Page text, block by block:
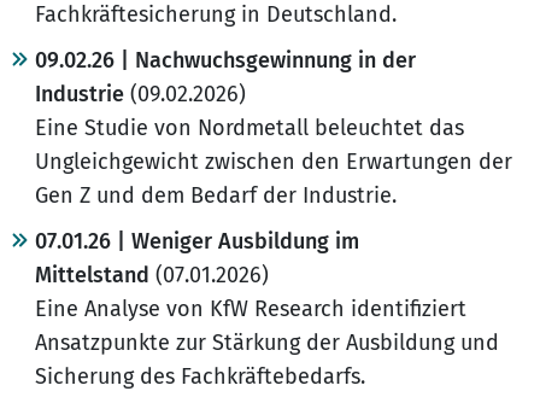
Fachkräftesicherung in Deutschland.
09.02.26 | Nachwuchsgewinnung in der
Industrie (09.02.2026)
Eine Studie von Nordmetall beleuchtet das
Ungleichgewicht zwischen den Erwartungen der
Gen Z und dem Bedarf der Industrie.
07.01.26 | Weniger Ausbildung im
Mittelstand (07.01.2026)
Eine Analyse von KfW Research identifiziert
Ansatzpunkte zur Stärkung der Ausbildung und
Sicherung des Fachkräftebedarfs.